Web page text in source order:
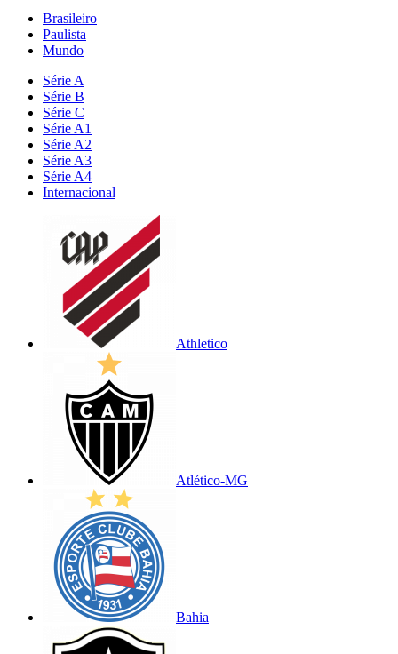
Brasileiro
Paulista
Mundo
Série A
Série B
Série C
Série A1
Série A2
Série A3
Série A4
Internacional
Athletico
Atlético-MG
Bahia